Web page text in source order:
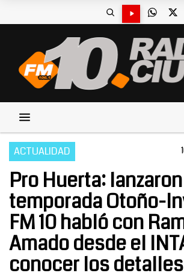
ACTUALIDAD
Pro Huerta:
temporada Otoño-
FM 10 habló con
Amado desde el
conocer los detalles